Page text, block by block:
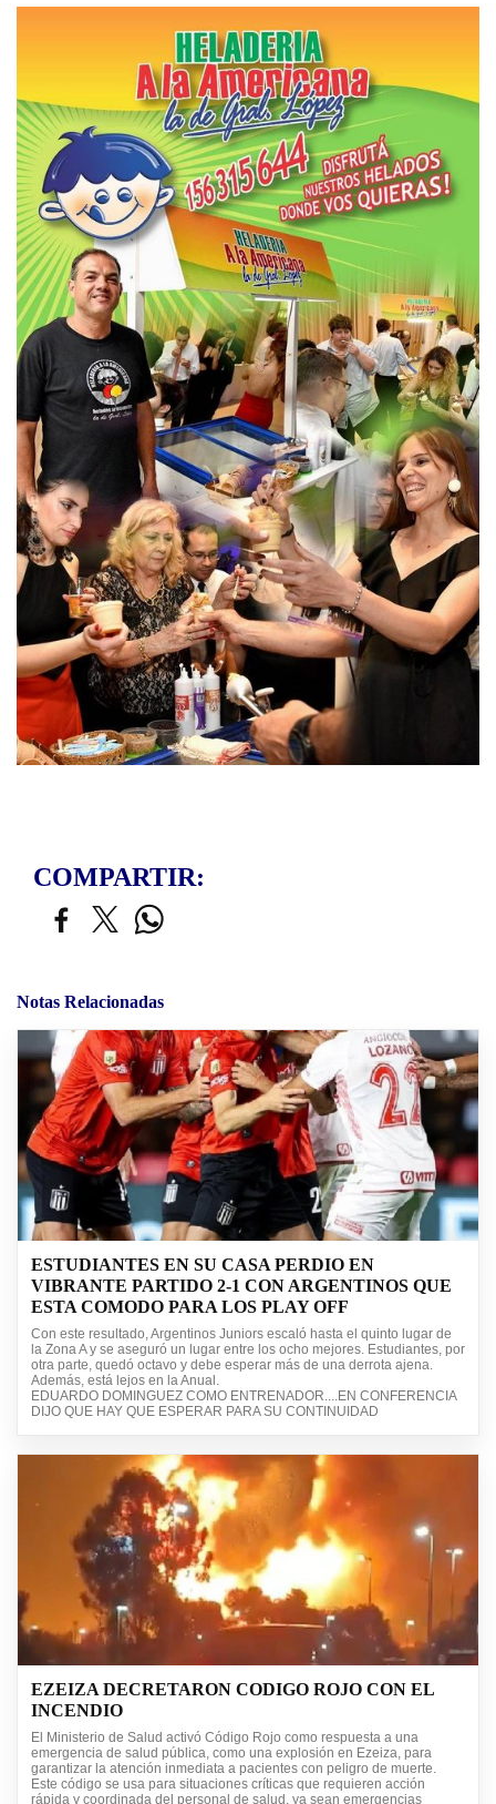
COMPARTIR:
Notas Relacionadas
ESTUDIANTES EN SU CASA PERDIO EN
VIBRANTE PARTIDO 2-1 CON ARGENTINOS QUE
ESTA COMODO PARA LOS PLAY OFF
Con este resultado, Argentinos Juniors escaló hasta el quinto lugar de
la Zona A y se aseguró un lugar entre los ocho mejores. Estudiantes, por
otra parte, quedó octavo y debe esperar más de una derrota ajena.
Además, está lejos en la Anual.
EDUARDO DOMINGUEZ COMO ENTRENADOR....EN CONFERENCIA
DIJO QUE HAY QUE ESPERAR PARA SU CONTINUIDAD
EZEIZA DECRETARON CODIGO ROJO CON EL
INCENDIO
El Ministerio de Salud activó Código Rojo como respuesta a una
emergencia de salud pública, como una explosión en Ezeiza, para
garantizar la atención inmediata a pacientes con peligro de muerte.
Este código se usa para situaciones críticas que requieren acción
rápida y coordinada del personal de salud, ya sean emergencias